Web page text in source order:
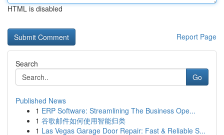
HTML is disabled
Report Page
Search
Go
Published News
1 ERP Software: Streamlining The Business Ope...
1 谷歌邮件如何使用智能归类
1 Las Vegas Garage Door Repair: Fast & Reliable S...